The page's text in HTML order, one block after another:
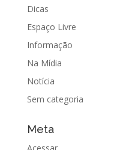
Dicas
Espaço Livre
Informação
Na Mídia
Notícia
Sem categoria
Meta
Acessar